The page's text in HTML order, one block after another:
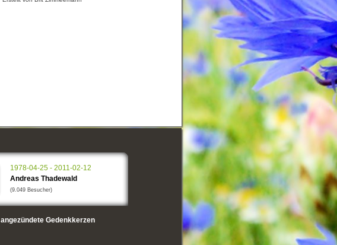
1978-04-25 - 2011-02-12
Andreas Thadewald
(9.049 Besucher)
angezündete Gedenkkerzen